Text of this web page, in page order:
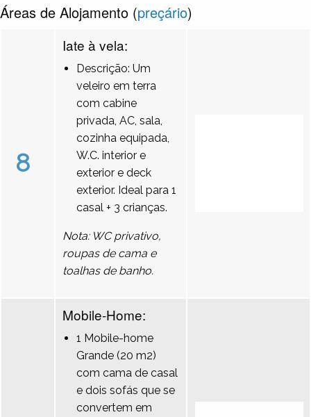
Áreas de Alojamento (preçário)
8
Iate à vela:
Descrição: Um
veleiro em terra
com cabine
privada, AC, sala,
cozinha equipada,
W.C. interior e
exterior e deck
exterior. Ideal para 1
casal + 3 crianças.
Nota: WC privativo,
roupas de cama e
toalhas de banho.
Mobile-Home:
1 Mobile-home
Grande (20 m2)
com cama de casal
e dois sofás que se
convertem em